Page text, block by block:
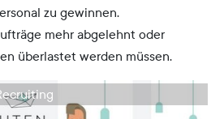
zu gewinnen.
mehr abgelehnt oder
überlastet werden müssen.